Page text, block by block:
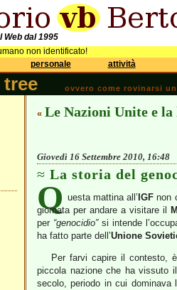
dal 1995
non identificato!
personale attività
tree ovvero come rovinarsi
« Le Nazioni Unite e
Giovedì 16 Settembre 2010, 16:48
La storia del
Q uesta mattina all’ IGF non
giornata per andare a visitare il
per “genocidio”si intende
ha fatto parte dell’Unione
Per farvi capire il contesto,
piccola nazione che ha vissuto
secolo, periodo in cui